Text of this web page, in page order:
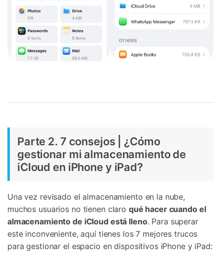
Parte 2. 7 consejos | ¿Cómo
gestionar mi almacenamiento de
iCloud en iPhone y iPad?
Una vez revisado el almacenamiento en la nube,
muchos usuarios no tienen claro qué hacer cuando el
almacenamiento de iCloud está lleno. Para superar
este inconveniente, aquí tienes los 7 mejores trucos
para gestionar el espacio en dispositivos iPhone y iPad: